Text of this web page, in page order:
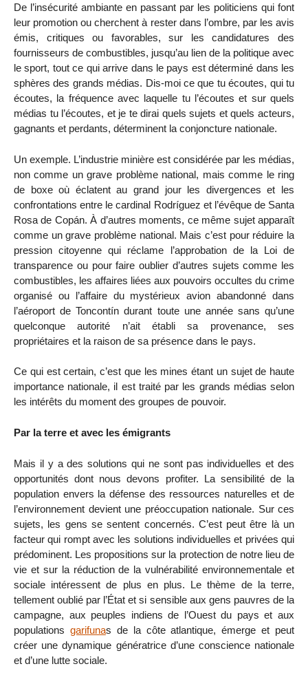
De l’insécurité ambiante en passant par les politiciens qui font
leur promotion ou cherchent à rester dans l’ombre, par les avis
émis, critiques ou favorables, sur les candidatures des
fournisseurs de combustibles, jusqu’au lien de la politique avec
le sport, tout ce qui arrive dans le pays est déterminé dans les
sphères des grands médias. Dis-moi ce que tu écoutes, qui tu
écoutes, la fréquence avec laquelle tu l’écoutes et sur quels
médias tu l’écoutes, et je te dirai quels sujets et quels acteurs,
gagnants et perdants, déterminent la conjoncture nationale.
Un exemple. L’industrie minière est considérée par les médias,
non comme un grave problème national, mais comme le ring
de boxe où éclatent au grand jour les divergences et les
confrontations entre le cardinal Rodríguez et l’évêque de Santa
Rosa de Copán. À d’autres moments, ce même sujet apparaît
comme un grave problème national. Mais c’est pour réduire la
pression citoyenne qui réclame l’approbation de la Loi de
transparence ou pour faire oublier d’autres sujets comme les
combustibles, les affaires liées aux pouvoirs occultes du crime
organisé ou l’affaire du mystérieux avion abandonné dans
l’aéroport de Toncontín durant toute une année sans qu’une
quelconque autorité n’ait établi sa provenance, ses
propriétaires et la raison de sa présence dans le pays.
Ce qui est certain, c’est que les mines étant un sujet de haute
importance nationale, il est traité par les grands médias selon
les intérêts du moment des groupes de pouvoir.
Par la terre et avec les émigrants
Mais il y a des solutions qui ne sont pas individuelles et des
opportunités dont nous devons profiter. La sensibilité de la
population envers la défense des ressources naturelles et de
l’environnement devient une préoccupation nationale. Sur ces
sujets, les gens se sentent concernés. C’est peut être là un
facteur qui rompt avec les solutions individuelles et privées qui
prédominent. Les propositions sur la protection de notre lieu de
vie et sur la réduction de la vulnérabilité environnementale et
sociale intéressent de plus en plus. Le thème de la terre,
tellement oublié par l’État et si sensible aux gens pauvres de la
campagne, aux peuples indiens de l’Ouest du pays et aux
populations garifunas de la côte atlantique, émerge et peut
créer une dynamique génératrice d’une conscience nationale
et d’une lutte sociale.